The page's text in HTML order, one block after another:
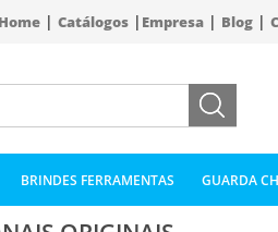
Home| Catálogos| Empresa| Blog|
BRINDES FERRAMENTAS GUARDA